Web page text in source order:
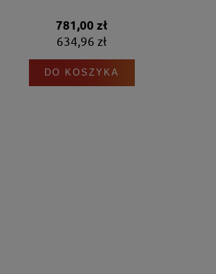
781,00 zł
634,96 zł
DO KOSZYKA